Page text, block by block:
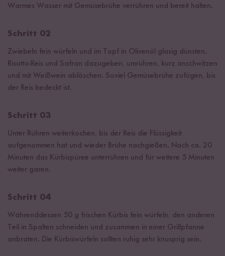
Warmes Wasser mit Gemüsebrühe verrühren und bereit halten.
Schritt 02
Zwiebeln fein würfeln und im Topf in Olivenöl glasig dünsten.
Risotto-Reis und Safran dazugeben, umrühren, kurz anschwitzen
und mit Weißwein ablöschen. Soviel Gemüsebrühe zufügen, bis
der Reis bedeckt ist.
Schritt 03
Unter Rühren weiterkochen, bis der Reis die Flüssigkeit
aufgenommen hat und wieder Brühe nachgießen. Nach ca. 20
Minuten das Kürbispüree unterrühren und für weitere 5 Minuten
weiter garen.
Schritt 04
Währenddessen 50 g frischen Kürbis fein würfeln, den anderen
Teil in Spalten schneiden und zusammen in einer Grillpfanne
anbraten. Die Kürbiswürfeln sollten ruhig sehr knusprig sein.